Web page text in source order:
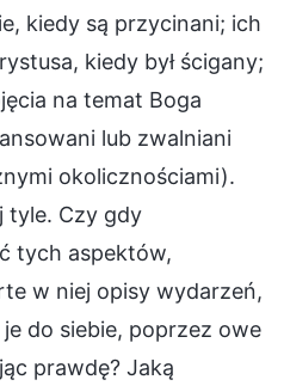
kiedy są przycinani; ich
kiedy był ścigany;
na temat Boga
lub zwalniani
okolicznościami).
tyle. Czy gdy
tych aspektów,
w niej opisy wydarzeń,
do siebie, poprzez owe
prawdę? Jaką